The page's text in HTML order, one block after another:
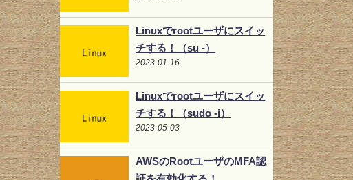
Linuxでrootユーザにスイッ
チする！（su -）
2023-01-16
Linuxでrootユーザにスイッ
チする！（sudo -i）
2023-05-03
AWSのRootユーザのMFA認